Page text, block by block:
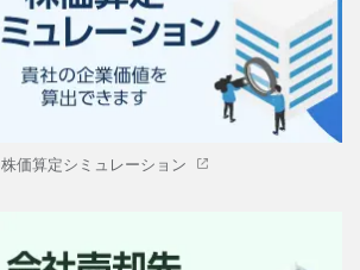
株価算定シミュレーション